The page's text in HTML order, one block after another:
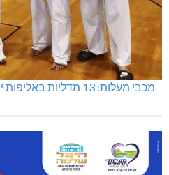
מכבי מעלות: 13 מדליות באליפות ישראל